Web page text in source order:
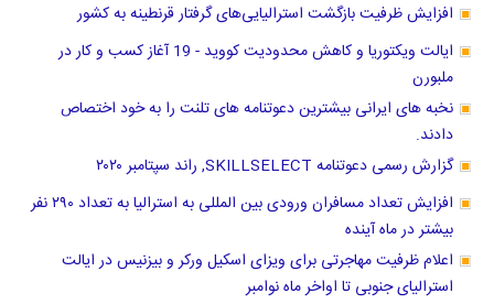
افزایش ظرفیت بازگشت استرالیایی‌های گرفتار قرنطینه به کشور
ایالت ویکتوریا و کاهش محدودیت کووید - 19 آغاز کسب و کار در
ملبورن
نخبه های ایرانی بیشترین دعوتنامه های تلنت را به خود اختصاص
دادند.
گزارش رسمی دعوتنامه SKILLSELECT, راند سپتامبر ۲۰۲۰
افزایش تعداد مسافران ورودی بین المللی به استرالیا به تعداد ۲۹۰ نفر
بیشتر در ماه آینده
اعلام ظرفیت مهاجرتی برای ویزای اسکیل ورکر و بیزنیس در ایالت
استرالیای جنوبی تا اواخر ماه نوامبر